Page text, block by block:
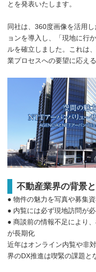
とを発表いたします。
同社は、360度画像を活用
ョンを導入し、「現地に行
ルを確立しました。これは
業プロセスへの要望に応える
不動産業界の背景
● 物件の魅力を写真や募集
● 内覧には必ず現地訪問が
● 商談前の情報不足により
が長期化
近年はオンライン内覧や非
界のDX推進は喫緊の課題と